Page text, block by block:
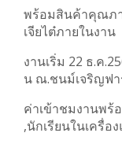
พร้อมสินค้าคุณภ
เจียไต๋ภายในงาน
งานเริ่ม 22 ธ.ค
น ณ.ชนม์เจริญฟา
ค่าเข้าชมงานพร้
,นักเรียนในเครื่อ